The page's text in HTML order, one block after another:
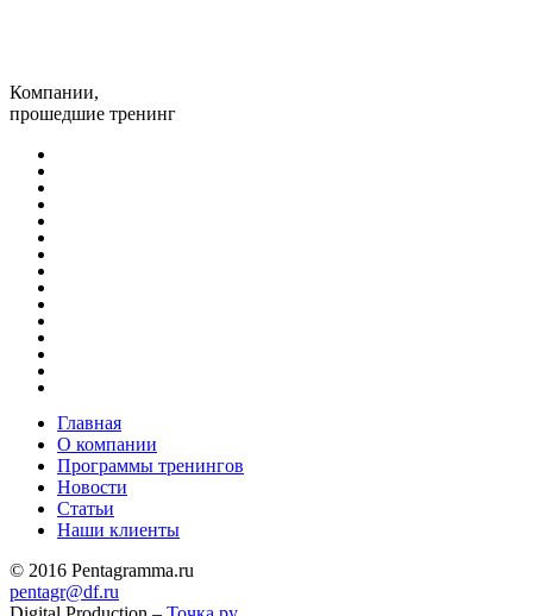
Компании,
прошедшие тренинг
Главная
О компании
Программы тренингов
Новости
Статьи
Наши клиенты
© 2016 Pentagramma.ru
pentagr@df.ru